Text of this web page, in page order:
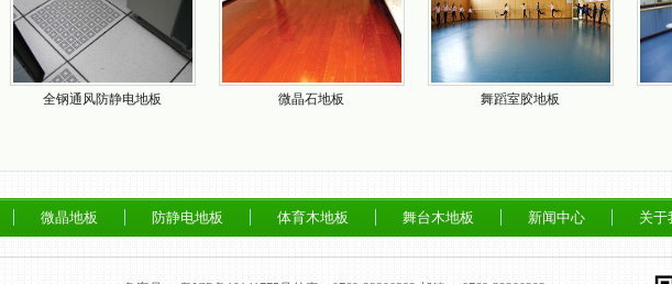
全钢通风防静电地板 微晶石地板 舞蹈室胶地板
微晶地板 防静电地板 体育木地板 舞台木地板 新闻中心 关于